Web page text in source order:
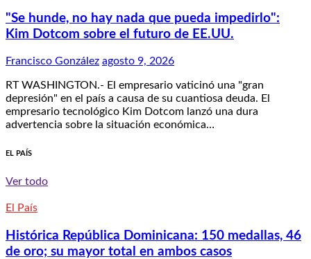
"Se hunde, no hay nada que pueda impedirlo":
Kim Dotcom sobre el futuro de EE.UU.
Francisco González agosto 9, 2026
RT WASHINGTON.- El empresario vaticinó una "gran
depresión" en el país a causa de su cuantiosa deuda. El
empresario tecnológico Kim Dotcom lanzó una dura
advertencia sobre la situación económica…
EL PAÍS
Ver todo
El País
Histórica República Dominicana: 150 medallas, 46
de oro; su mayor total en ambos casos